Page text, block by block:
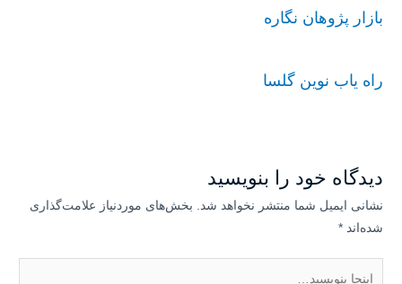
بازار پژوهان نگاره
راه یاب نوین گلسا
دیدگاه‌ خود را بنویسید
نشانی ایمیل شما منتشر نخواهد شد. بخش‌های موردنیاز علامت‌گذاری
شده‌اند*